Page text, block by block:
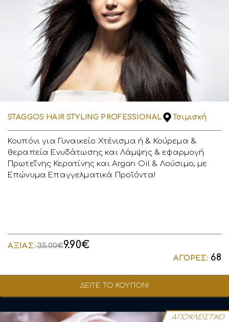
STAGGOS HAIR STYLING PROFESSIONAL Τσιμισκή
ΔΕΙΤΕ ΤΟ ΚΟΥΠΟΝΙ
Κουπόνι για Γυναικείο Χτένισμα ή & Κούρεμα &
θεραπεία Ενυδάτωσης και Λάμψης & εφαρμογή
Πρωτεΐνης Κερατίνης και Argan Oil & Λούσιμο, με
Επώνυμα Επαγγελματικά Προϊόντα!
ΑΞΙΑΣ:35.00€9.90€
ΑΓΟΡΕΣ: 68
ΑΠΟΚΛΕΙΣΤΙΚΟ